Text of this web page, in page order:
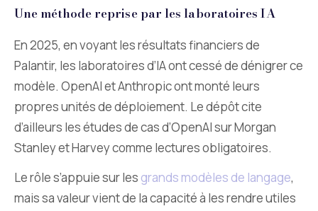
Une méthode reprise par les laboratoires IA
En 2025, en voyant les résultats financiers de
Palantir, les laboratoires d’IA ont cessé de dénigrer ce
modèle. OpenAI et Anthropic ont monté leurs
propres unités de déploiement. Le dépôt cite
d’ailleurs les études de cas d’OpenAI sur Morgan
Stanley et Harvey comme lectures obligatoires.
Le rôle s’appuie sur les grands modèles de langage,
mais sa valeur vient de la capacité à les rendre utiles